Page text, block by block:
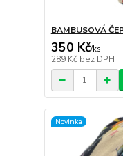
BAMBUSOVÁ
350 Kč/ks
289 Kč bez DPH
Novinka